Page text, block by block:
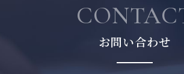
お問い合わせ